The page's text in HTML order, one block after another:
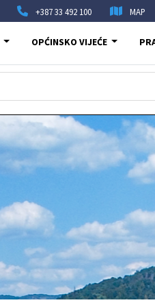
+387 33 492 100 MAP
OPĆINSKO VIJEĆE